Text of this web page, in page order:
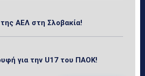
ΑΕΛ στη Σλοβακία!
για την U17 του ΠΑΟΚ!